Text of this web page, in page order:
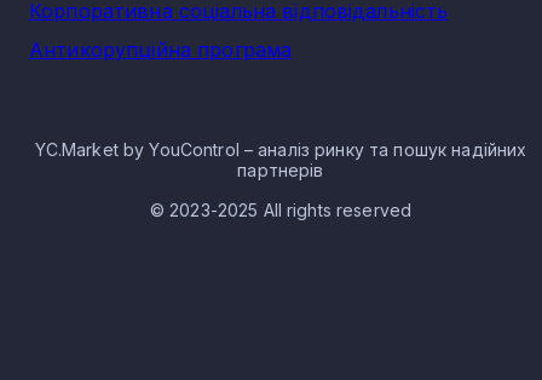
Корпоративна соціальна відповідальність
Антикорупційна програма
YC.Market by YouControl – аналіз ринку та пошук надійних
партнерів
© 2023-2025 All rights reserved